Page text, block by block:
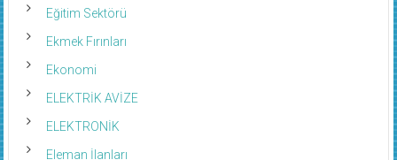
Eğitim Sektörü
Ekmek Fırınları
Ekonomi
ELEKTRİK AVİZE
ELEKTRONİK
Eleman İlanları